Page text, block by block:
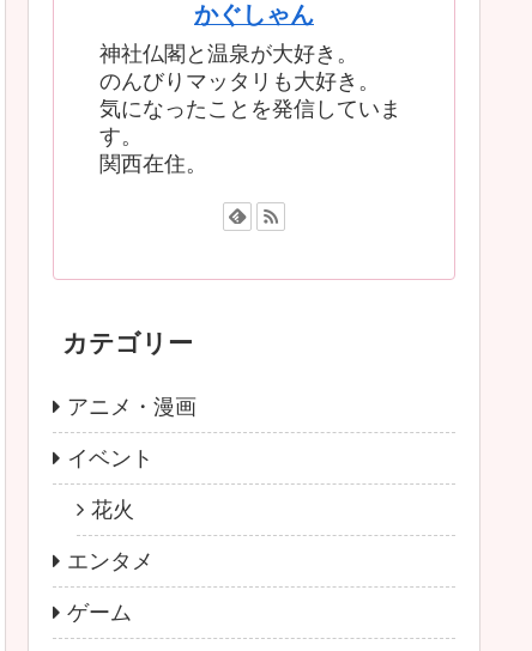
かぐしゃん
神社仏閣と温泉が大好き。
のんびりマッタリも大好き。
気になったことを発信していま
す。
関西在住。
カテゴリー
アニメ・漫画
イベント
花火
エンタメ
ゲーム